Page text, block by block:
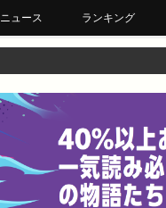
ニュース ランキング